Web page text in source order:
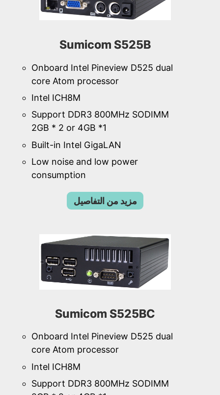
Sumicom S525B
Onboard Intel Pineview D525 dual
core Atom processor
Intel ICH8M
Support DDR3 800MHz SODIMM
2GB * 2 or 4GB *1
Built-in Intel GigaLAN
Low noise and low power
consumption
مزيد من التفاصيل
Sumicom S525BC
Onboard Intel Pineview D525 dual
core Atom processor
Intel ICH8M
Support DDR3 800MHz SODIMM